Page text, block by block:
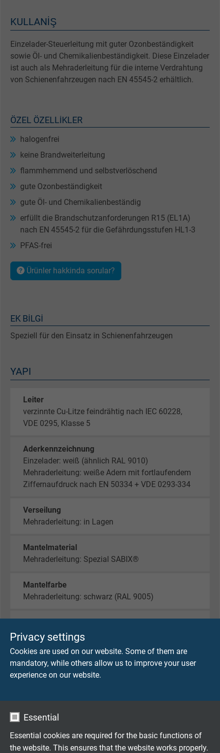
Privacy settings
Cookies are used on our website. Some of them are
mandatory, while others allow us to improve your user
experience on our website.
Essential
Essential cookies are required for the basic functions of
the website. This ensures that the website works properly.
KULLANIŞ
Einzelader-Steuerleitung mit guter Ozonbeständigkeit
sowie Öl- und Chemikalienbeständigkeit. Diese Einzelader
ist auch als Mehraderleitung für die interne Verdrahtung
von Schienenfahrzeugen nach EN 45545-2 erhältlich.
ÖZEL ÖZELLIKLER
halogenfrei
keine Brandweiterleitung
flammhemmend und selbstverlöschend
gute Ozonbeständigkeit
gute Öl- und Chemikalienbeständig
erfüllt die Brandschutzanforderungen R15 (EL1A)
nach EN 45545-2 für die Gefährdungsstufen HL1-3
PFAS-frei
Ürünler hakkinda sorular?
EK BILGI
Speziell für den Einsatz in Schienenfahrzeugen
YAPI
Leiter
verzinnte Cu-Litze feindrähtig nach IEC 60228,
VDE 0295, Klasse 5
Aderkennzeichnung
Einzelader: weiß (ähnlich RAL 9010)
Mehraderleitung: weiße Adern mit fortlaufendem
Ziffernaufdruck nach EN 50334 + VDE 0293-334
Verseilung
Mehraderleitung: in Lagen
Mantelmaterial
Mehraderleitung: Spezial SABIX®
Mantelfarbe
Mehraderleitung: schwarz (RAL 9005)
Spezial SABIX®
TEKNIK VERILER
Nennspannung
Uo/U 300/500 V
Brennverhalten